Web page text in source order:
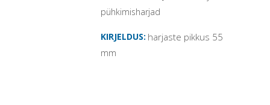
pühkimisharjad
KIRJELDUS: harjaste pikkus 55
mm